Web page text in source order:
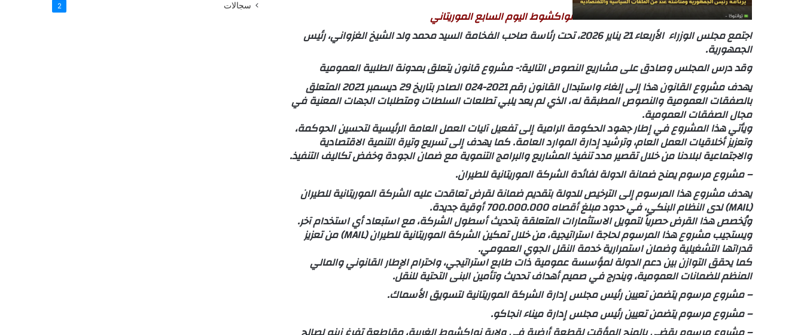
نواكشوط اليوم السابع الموريتاني
اجتمع مجلس الوزراء الأربعاء 21 يناير 2026، تحت رئاسة صاحب الفخامة السيد محمد ولد الشيخ الغزواني، رئيس
الجمهورية.
وقد درس المجلس وصادق على مشاريع النصوص التالية:- مشروع قانون يتعلق بمدونة الطلبية العمومية
يهدف مشروع القانون هذا إلى إلغاء واستبدال القانون رقم 2021-024 الصادر بتاريخ 29 ديسمبر 2021 المتعلق
بالصفقات العمومية والنصوص المطبقة له، الذي لم يعد يلبي تطلعات السلطات ومتطلبات الجهات المعنية في
مجال الصفقات العمومية.
ويأتي هذا المشروع في إطار جهود الحكومة الرامية إلى تفعيل آليات العمل العامة الرئيسية لتحسين الحوكمة،
وتعزيز أخلاقيات العمل العام، وترشيد إدارة الموارد العامة. كما يهدف إلى تسريع وتيرة التنمية الاقتصادية
والاجتماعية لبلادنا من خلال تقصير مدد تنفيذ المشاريع والبرامج التنموية مع ضمان الجودة وخفض تكاليف التنفيذ.
– مشروع مرسوم يمنح ضمانة الدولة لفائدة الشركة الموريتانية للطيران.
يهدف مشروع هذا المرسوم إلى الترخيص للدولة بتقديم ضمانة لقرض تعاقدت عليه الشركة الموريتانية للطيران
(MAIL) لدى النظام البنكي، في حدود مبلغ أقصاه 700.000.000 أوقية جديدة.
ويُخصص هذا القرض حصرياً لتمويل الاستثمارات المتعلقة بتحديث أسطول الشركة، مع استبعاد أي استخدام آخر.
ويستجيب مشروع هذا المرسوم لحاجة استراتيجية، من خلال تمكين الشركة الموريتانية للطيران (MAIL) من تعزيز
قدراتها التشغيلية وضمان استمرارية خدمة النقل الجوي العمومي.
كما يحقق التوازن بين دعم الدولة لمؤسسة عمومية ذات طابع استراتيجي، واحترام الإطار القانوني والمالي
المنظم للضمانات العمومية، ويندرج في صميم أهداف تحديث وتأمين البنى التحتية للنقل.
– مشروع مرسوم يتضمن تعيين رئيس مجلس إدارة الشركة الموريتانية لتسويق الأسماك.
– مشروع مرسوم يتضمن تعيين رئيس مجلس إدارة ميناء انجاكو.
سجالات 2